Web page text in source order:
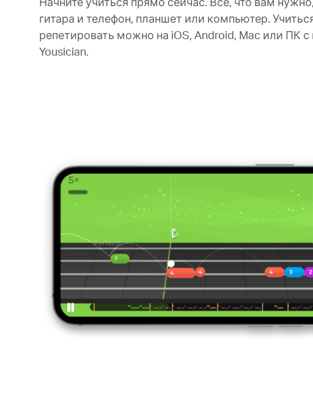
Начните учиться прямо сейчас. Все, что вам
гитара и телефон, планшет или компьютер.
репетировать можно на iOS, Android, Mac или ПК
Yousician.